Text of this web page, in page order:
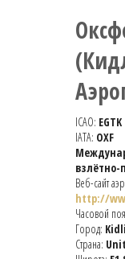
ICAO: EGTK
IATA: OXF
взлётно-
Веб-сайт
http://
Часовой
Город:
Страна: